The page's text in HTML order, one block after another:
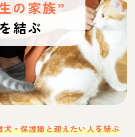
の家族”
を結ぶ
犬・保護猫と迎えたい人を結ぶ